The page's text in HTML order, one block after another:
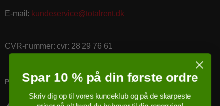
E-mail : kundeservice@totalrent.dk
CVR-nummer: cvr: 28 29 76 61
PRICERUNNER KØBSGARANTI
Spar 10 % på din første ordre
Skriv dig op til vores kundeklub og på de skarpeste